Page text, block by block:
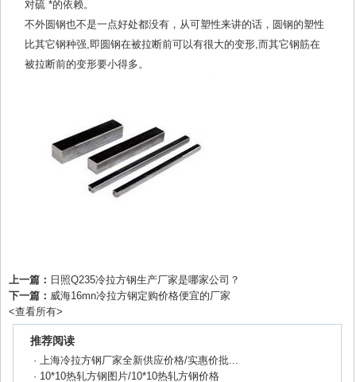
对硫 *的依赖。
不外圆钢也不是一点好处都没有，从可塑性来讲的话，圆钢的塑性
比其它钢种强,即圆钢在被拉断前可以有很大的变形,而其它钢筋在
被拉断前的变形要小得多。
上一篇： 日照Q235冷拉方钢生产厂家是哪家公司？
下一篇： 威海16mn冷拉方钢定购价格便宜的厂家
<查看所有>
推荐阅读
·上海冷拉方钢厂家全新供应价格/实惠价批...
· 10*10热轧方钢图片/10*10热轧方钢价格